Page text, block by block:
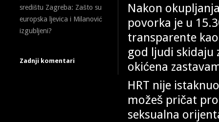
središtu Zagreba: Zašto su
europska ljevica i Milanović
izgubljeni?
Zadnji komentari
Nakon
povorka je u
transparente kao
god ljudi skidaju
okićena
HRT nije
možeš pričat
seksualna